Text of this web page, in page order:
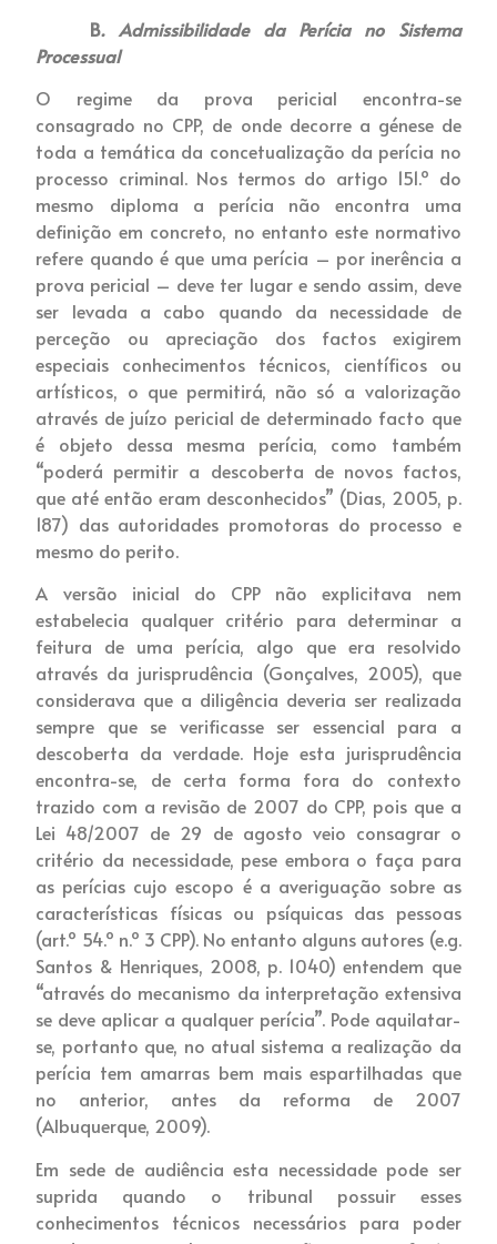
B. Admissibilidade da Perícia no Sistema
Processual
O regime da prova pericial encontra-se
consagrado no CPP, de onde decorre a génese de
toda a temática da concetualização da perícia no
processo criminal. Nos termos do artigo 151.º do
mesmo diploma a perícia não encontra uma
definição em concreto, no entanto este normativo
refere quando é que uma perícia – por inerência a
prova pericial – deve ter lugar e sendo assim, deve
ser levada a cabo quando da necessidade de
perceção ou apreciação dos factos exigirem
especiais conhecimentos técnicos, científicos ou
artísticos, o que permitirá, não só a valorização
através de juízo pericial de determinado facto que
é objeto dessa mesma perícia, como também
“poderá permitir a descoberta de novos factos,
que até então eram desconhecidos” (Dias, 2005, p.
187) das autoridades promotoras do processo e
mesmo do perito.
A versão inicial do CPP não explicitava nem
estabelecia qualquer critério para determinar a
feitura de uma perícia, algo que era resolvido
através da jurisprudência (Gonçalves, 2005), que
considerava que a diligência deveria ser realizada
sempre que se verificasse ser essencial para a
descoberta da verdade. Hoje esta jurisprudência
encontra-se, de certa forma fora do contexto
trazido com a revisão de 2007 do CPP, pois que a
Lei 48/2007 de 29 de agosto veio consagrar o
critério da necessidade, pese embora o faça para
as perícias cujo escopo é a averiguação sobre as
características físicas ou psíquicas das pessoas
(art.º 54.º n.º 3 CPP). No entanto alguns autores (e.g.
Santos & Henriques, 2008, p. 1040) entendem que
“através do mecanismo da interpretação extensiva
se deve aplicar a qualquer perícia”. Pode aquilatar-
se, portanto que, no atual sistema a realização da
perícia tem amarras bem mais espartilhadas que
no anterior, antes da reforma de 2007
(Albuquerque, 2009).
Em sede de audiência esta necessidade pode ser
suprida quando o tribunal possuir esses
conhecimentos técnicos necessários para poder